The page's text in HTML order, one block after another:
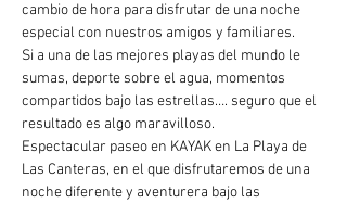
cambio de hora para disfrutar de una noche
especial con nuestros amigos y familiares.
Si a una de las mejores playas del mundo le
sumas, deporte sobre el agua, momentos
compartidos bajo las estrellas…. seguro que el
resultado es algo maravilloso.
Espectacular paseo en KAYAK en La Playa de
Las Canteras, en el que disfrutaremos de una
noche diferente y aventurera bajo las